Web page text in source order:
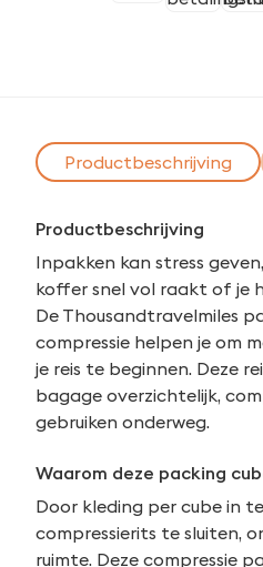
Productbeschrijving
Productbeschrijving
Inpakken kan stress
koffer snel vol raakt of je
De Thousandtravelmiles
compressie helpen je om
je reis te beginnen. Deze
bagage overzichtelijk,
gebruiken onderweg.
Waarom deze packing
Door kleding per cube in
compressierits te sluiten,
ruimte. Deze compressie